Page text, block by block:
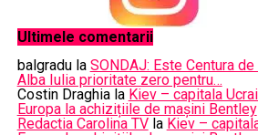
Ultimele comentarii
balgradula SONDAJ: Este Centura
Alba Iulia prioritate zero pentru…
Costin Draghiala Kiev – capitala
Europa la achizițiile de mașini Bentley
Redactia Carolina TVla Kiev –